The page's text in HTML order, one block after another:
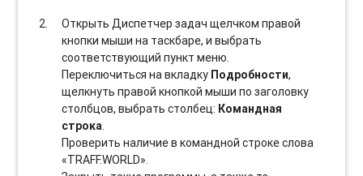
Открыть Диспетчер задач щелчком правой
кнопки мыши на таскбаре, и выбрать
соотвeтствующий пункт меню.
Переключиться на вкладку Подробности,
щелкнуть правой кнопкой мыши по заголовку
столбцов, выбрать столбец: Командная
строка.
Проверить наличие в командной строке слова
«TRAFF.WORLD».